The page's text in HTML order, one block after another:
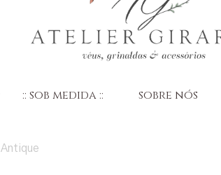
:: sob medida :: sobre nós